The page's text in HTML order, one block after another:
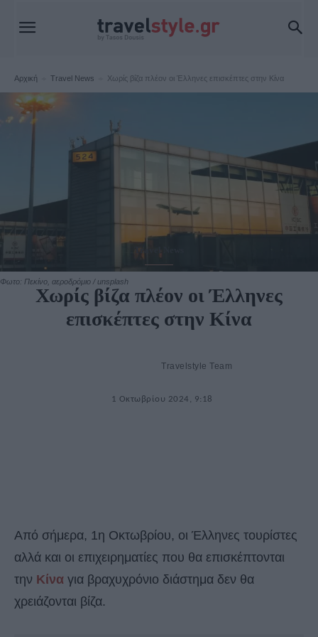
Αρχική Travel News Χωρίς βίζα πλέον οι Έλληνες επισκέπτες στην Κίνα
Φωτο: Πεκίνο, αεροδρόμιο / unsplash
Χωρίς βίζα πλέον οι Έλληνες
επισκέπτες στην Κίνα
Travelstyle Team
1 Οκτωβρίου 2024, 9:18
Από σήμερα, 1η Οκτωβρίου, οι Έλληνες τουρίστες
αλλά και οι επιχειρηματίες που θα επισκέπτονται
την Κίνα για βραχυχρόνιο διάστημα δεν θα
χρειάζονται βίζα.